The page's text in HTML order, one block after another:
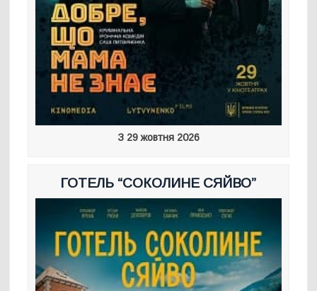
З 29 жовтня 2026
ГОТЕЛЬ “СОКОЛИНЕ СЯЙВО”